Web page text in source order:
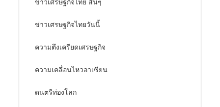
ข่าวเศรษฐกิจไทย สั้นๆ
ข่าวเศรษฐกิจไทยวันนี้
ความตึงเครียดเศรษฐกิจ
ความเคลื่อนไหวอาเซียน
ดนตรีท่องโลก